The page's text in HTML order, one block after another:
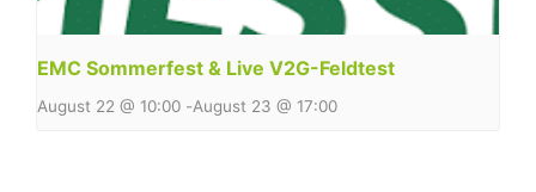
EMC Sommerfest & Live V2G-Feldtest
August 22 @ 10:00 -August 23 @ 17:00